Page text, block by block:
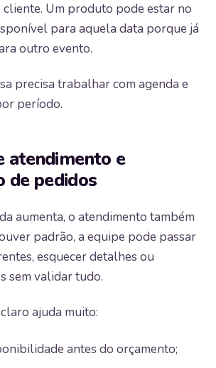
cliente. Um produto pode estar no
para aquela data porque já
outro evento.
precisa trabalhar com agenda e
período.
atendimento e
de pedidos
aumenta, o atendimento também
padrão, a equipe pode passar
esquecer detalhes ou
sem validar tudo.
ajuda muito:
antes do orçamento;